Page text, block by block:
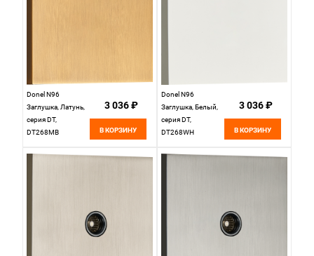
Donel N96
Заглушка, Латунь,
серия DT,
DT268MB
3 036 ₽
В КОРЗИНУ
Donel N96
Заглушка, Белый,
серия DT,
DT268WH
3 036 ₽
В КОРЗИНУ